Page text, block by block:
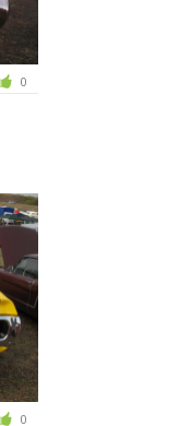
0
0